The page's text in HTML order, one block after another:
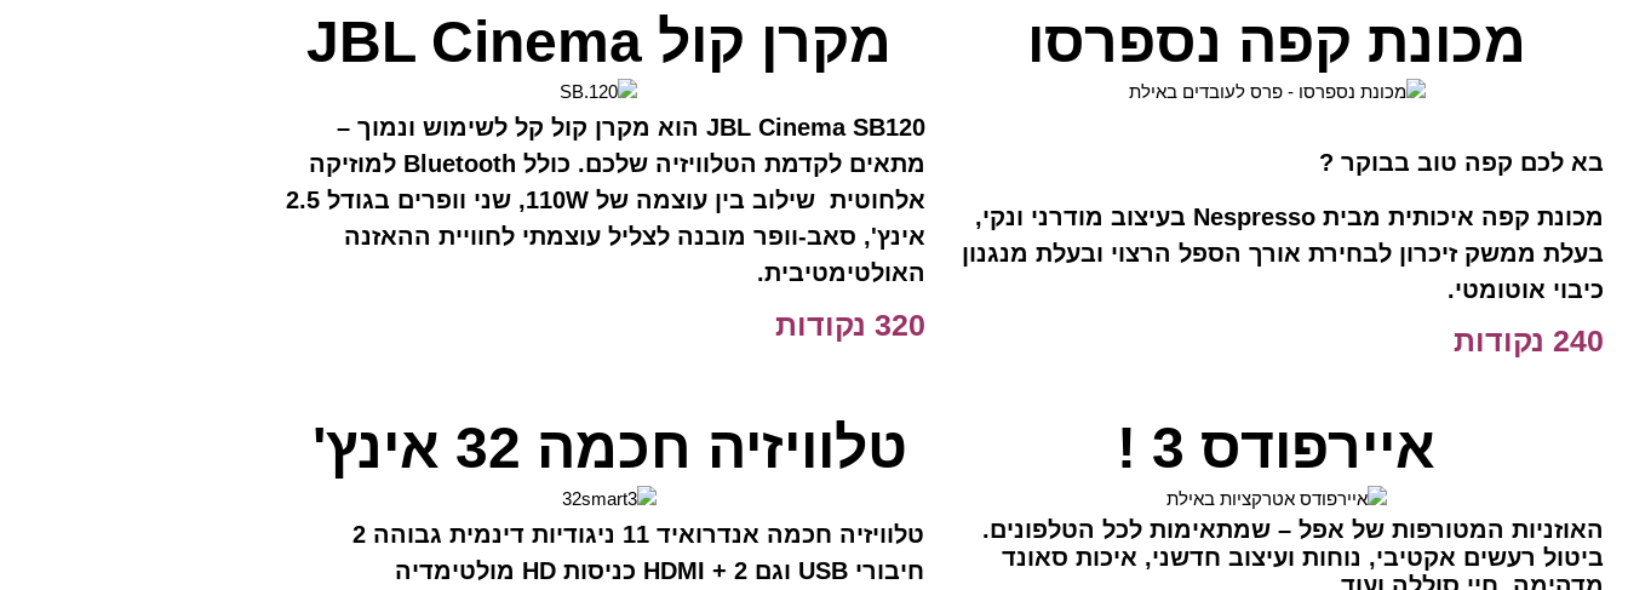
מכונת קפה נספרסו
בא לכם קפה טוב בבוקר ?
מכונת קפה איכותית מבית Nespresso בעיצוב מודרני ונקי,
בעלת ממשק זיכרון לבחירת אורך הספל הרצוי ובעלת מנגנון
כיבוי אוטומטי.
240 נקודות
מקרן קול JBL Cinema
JBL Cinema SB120 הוא מקרן קול קל לשימוש ונמוך –
מתאים לקדמת הטלוויזיה שלכם. כולל Bluetooth למוזיקה
אלחוטית שילוב בין עוצמה של 110W, שני וופרים בגודל 2.5
אינץ', סאב-וופר מובנה לצליל עוצמתי לחוויית ההאזנה
האולטימטיבית.
320 נקודות
איירפודס 3 !
האוזניות המטורפות של אפל – שמתאימות לכל הטלפונים.
ביטול רעשים אקטיבי, נוחות ועיצוב חדשני, איכות סאונד
טלוויזיה חכמה 32 אינץ'
טלוויזיה חכמה אנדרואיד 11 ניגודיות דינמית גבוהה 2
חיבורי USB וגם HDMI + 2 כניסות HD מולטימדיה